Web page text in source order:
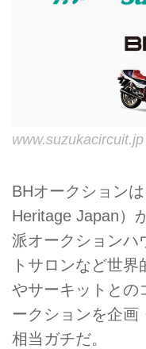
www.suzukacircuit.jp
BHオークション
Heritage Japan）
派オークションハ
トサロンなど世
やサーキットとの
ークションを企画
相当ガチだ。